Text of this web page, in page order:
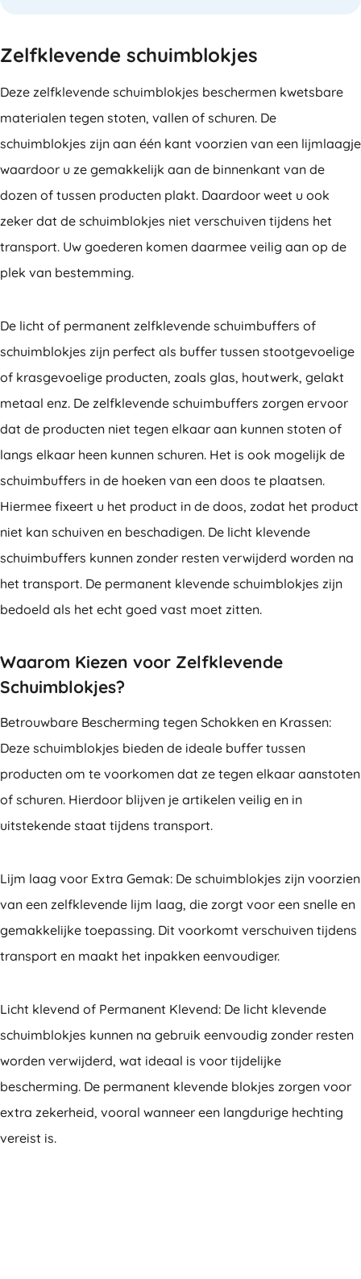
Zelfklevende schuimblokjes
Deze zelfklevende schuimblokjes beschermen kwetsbare
materialen tegen stoten, vallen of schuren. De
schuimblokjes zijn aan één kant voorzien van een lijmlaagje
waardoor u ze gemakkelijk aan de binnenkant van de
dozen of tussen producten plakt. Daardoor weet u ook
zeker dat de schuimblokjes niet verschuiven tijdens het
transport. Uw goederen komen daarmee veilig aan op de
plek van bestemming.
De licht of permanent zelfklevende schuimbuffers of
schuimblokjes zijn perfect als buffer tussen stootgevoelige
of krasgevoelige producten, zoals glas, houtwerk, gelakt
metaal enz. De zelfklevende schuimbuffers zorgen ervoor
dat de producten niet tegen elkaar aan kunnen stoten of
langs elkaar heen kunnen schuren. Het is ook mogelijk de
schuimbuffers in de hoeken van een doos te plaatsen.
Hiermee fixeert u het product in de doos, zodat het product
niet kan schuiven en beschadigen. De licht klevende
schuimbuffers kunnen zonder resten verwijderd worden na
het transport. De permanent klevende schuimblokjes zijn
bedoeld als het echt goed vast moet zitten.
Waarom Kiezen voor Zelfklevende
Schuimblokjes?
Betrouwbare Bescherming tegen Schokken en Krassen:
Deze schuimblokjes bieden de ideale buffer tussen
producten om te voorkomen dat ze tegen elkaar aanstoten
of schuren. Hierdoor blijven je artikelen veilig en in
uitstekende staat tijdens transport.
Lijm laag voor Extra Gemak: De schuimblokjes zijn voorzien
van een zelfklevende lijm laag, die zorgt voor een snelle en
gemakkelijke toepassing. Dit voorkomt verschuiven tijdens
transport en maakt het inpakken eenvoudiger.
Licht klevend of Permanent Klevend: De licht klevende
schuimblokjes kunnen na gebruik eenvoudig zonder resten
worden verwijderd, wat ideaal is voor tijdelijke
bescherming. De permanent klevende blokjes zorgen voor
extra zekerheid, vooral wanneer een langdurige hechting
vereist is.